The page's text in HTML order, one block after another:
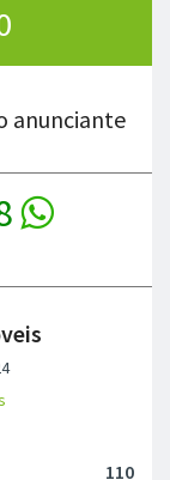
anunciante
110